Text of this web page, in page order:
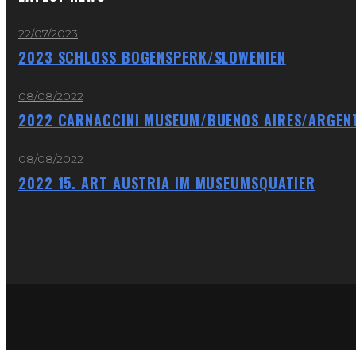
22/07/2023
2023 SCHLOSS BOGENSPERK/SLOWENIEN
08/08/2022
2022 CARNACCINI MUSEUM/BUENOS AIRES/
08/08/2022
2022 15. ART AUSTRIA IM MUSEUMSQUATIER